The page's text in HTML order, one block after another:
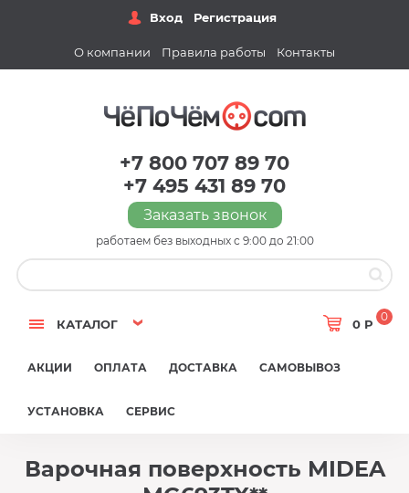
Вход Регистрация
О компании Правила работы Контакты
+7 800 707 89 70
+7 495 431 89 70
Заказать звонок
работаем без выходных с 9:00 до 21:00
КАТАЛОГ 0 Р
0
АКЦИИ ОПЛАТА ДОСТАВКА САМОВЫВОЗ
УСТАНОВКА СЕРВИС
Варочная поверхность MIDEA